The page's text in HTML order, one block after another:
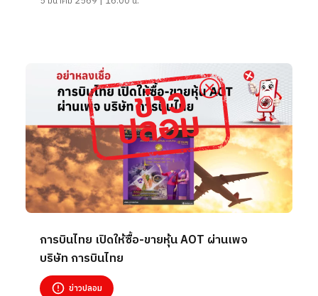
การบินไทย เปิดให้ซื้อ-ขายหุ้น AOT ผ่านเพจ
บริษัท การบินไทย
ข่าวปลอม